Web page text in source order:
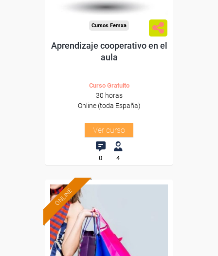
Cursos Femxa
Aprendizaje cooperativo en el
aula
Curso Gratuito
30 horas
Online (toda España)
Ver curso
0 4
ONLINE
Formación 100%
subvencionada.
Para desempleados,
trabajadores y autónomos.